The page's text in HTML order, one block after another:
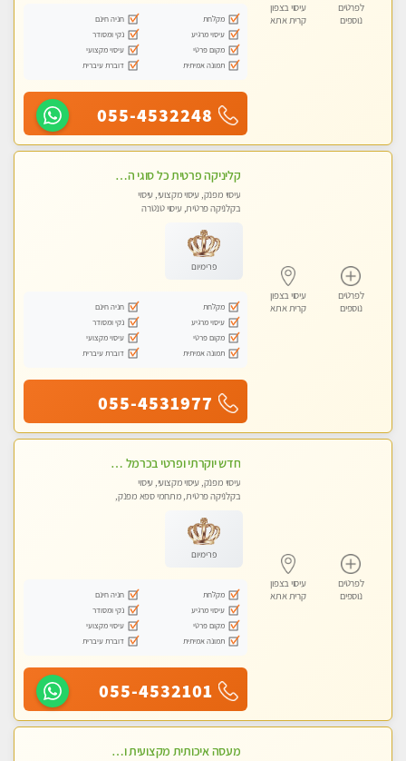
לפרטים
נוספים
עיסוי בצפון
קרית אתא
מקלחת
חניה חינם
עיסוי מרגיע
נקי ומסודר
מקום פרטי
עיסוי מקצועי
תמונה אמיתית
דוברת עיברית
055-4532248
לפרטים
נוספים
עיסוי בצפון
קרית אתא
קליניקה פרטית כל סוגי העיסוי מעסה מיוחדת בקליניקה פרטית טל- 054-4840029
עיסוי מפנק, עיסוי מקצועי, עיסוי
בקלניקה פרטית, עיסוי טנטרה
פרימיום
מקלחת
חניה חינם
עיסוי מרגיע
נקי ומסודר
מקום פרטי
עיסוי מקצועי
תמונה אמיתית
דוברת עיברית
055-4531977
לפרטים
נוספים
עיסוי בצפון
קרית אתא
חדש יוקרתי ופרטי בכרמל – חיפה! פנקו את עצמכם ברוגע פינוק וחוויה בלתי נשכחת ללא מין !!
עיסוי מפנק, עיסוי מקצועי, עיסוי
בקלניקה פרטית, מתחמי ספא מפנק,
פרימיום
מקלחת
חניה חינם
עיסוי מרגיע
נקי ומסודר
מקום פרטי
עיסוי מקצועי
תמונה אמיתית
דוברת עיברית
055-4532101
מעסה איכותית מקצועית ומפנקת מאוד פרטי מומלץ בחום